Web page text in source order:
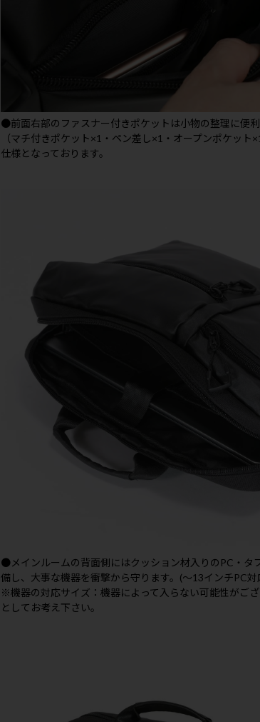
●前面右部のファスナー付きポケットは小物の整理に便
（マチ付きポケット×1・ペン差し×1・オープンポケット
仕様となっております。
●メインルームの背面側にはクッション材入りのPC・タ
備し、大事な機器を衝撃から守ります。(～13インチPC対
※機器の対応サイズ：機器によって入らない可能性がご
としてお考え下さい。